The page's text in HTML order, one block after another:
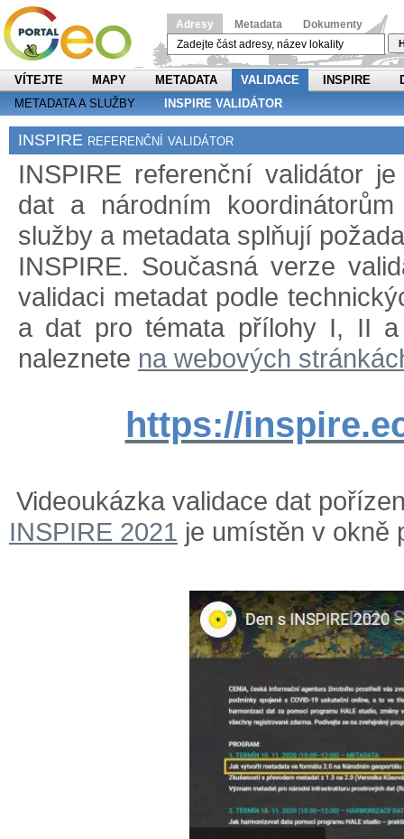
Adresy Metadata Dokumenty
VÍTEJTE MAPY METADATA VALIDACE INSPIRE
METADATA A SLUŽBY
INSPIRE VALIDÁTOR
INSPIRE referenční validátor
INSPIRE referenční validátor
dat a národním
služby a metadata splňují
INSPIRE. Současná verze
validaci metadat podle
a dat pro témata přílohy I, II a
naleznete na webových
https://
Videoukázka validace dat
INSPIRE 2021 je umístěn v okně